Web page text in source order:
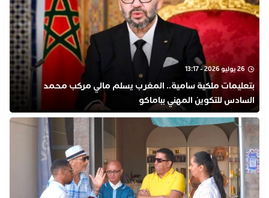
26 يوليو 2026 - 13:17
بتعليمات ملكية سامية.. المغرب يسلم مالي مركب محمد
السادس للتكوين المهني بباماكو